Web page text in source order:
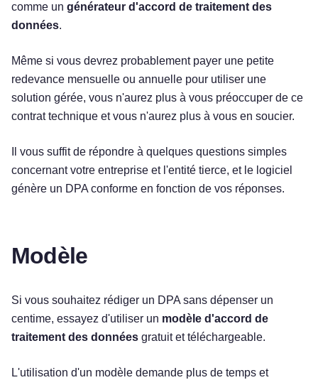
comme un générateur d'accord de traitement des
données.
Même si vous devrez probablement payer une petite
redevance mensuelle ou annuelle pour utiliser une
solution gérée, vous n'aurez plus à vous préoccuper de ce
contrat technique et vous n'aurez plus à vous en soucier.
Il vous suffit de répondre à quelques questions simples
concernant votre entreprise et l'entité tierce, et le logiciel
génère un DPA conforme en fonction de vos réponses.
Modèle
Si vous souhaitez rédiger un DPA sans dépenser un
centime, essayez d'utiliser un modèle d'accord de
traitement des données gratuit et téléchargeable.
L'utilisation d'un modèle demande plus de temps et